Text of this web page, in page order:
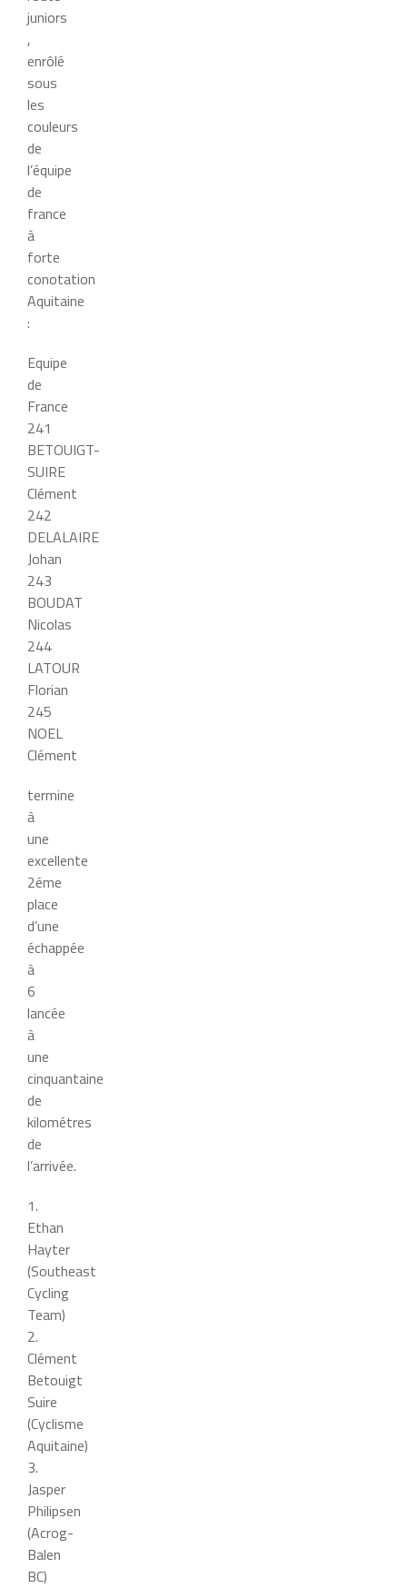
juniors
,
enrôlé
sous
les
couleurs
de
l’équipe
de
france
à
forte
conotation
Aquitaine
:
Equipe
de
France
241
BETOUIGT-
SUIRE
Clément
242
DELALAIRE
Johan
243
BOUDAT
Nicolas
244
LATOUR
Florian
245
NOEL
Clément
termine
à
une
excellente
2éme
place
d’une
échappée
à
6
lancée
à
une
cinquantaine
de
kilométres
de
l’arrivée.
1.
Ethan
Hayter
(Southeast
Cycling
Team)
2.
Clément
Betouigt
Suire
(Cyclisme
Aquitaine)
3.
Jasper
Philipsen
(Acrog-
Balen
BC)